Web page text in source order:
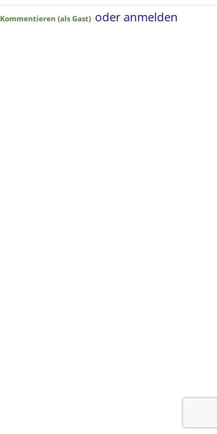
Kommentieren (als Gast) oder anmelden